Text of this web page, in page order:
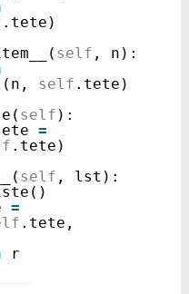
.tete)
self , n):
self .tete)
self ):
=
.tete)
self , lst):
=
.tete,
r